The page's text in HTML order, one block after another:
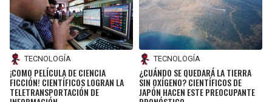
TECNOLOGÍA
¡COMO PELÍCULA DE CIENCIA
FICCIÓN! CIENTÍFICOS LOGRAN LA
TELETRANSPORTACIÓN DE
TECNOLOGÍA
¿CUÁNDO SE QUEDARÁ LA TIERRA
SIN OXÍGENO? CIENTÍFICOS DE
JAPÓN HACEN ESTE PREOCUPANTE